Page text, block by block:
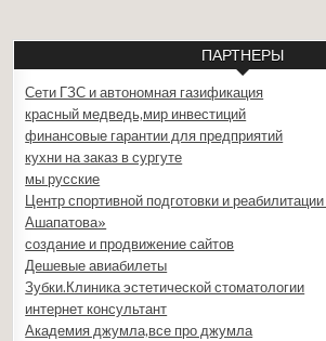
ПАРТНЕРЫ
Сети ГЗС и автономная газификация
красный медведь,мир инвестиций
финансовые гарантии для предприятий
кухни на заказ в сургуте
мы русские
Центр спортивной подготовки и
Ашапатова»
создание и продвижение сайтов
Дешевые авиабилеты
Зубки.Клиника эстетической стоматологии
интернет консультант
Академия джумла,все про джумла